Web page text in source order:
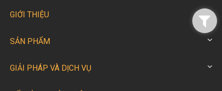
GIỚI THIỆU
SẢN PHẨM
GIẢI PHÁP VÀ DỊCH VỤ